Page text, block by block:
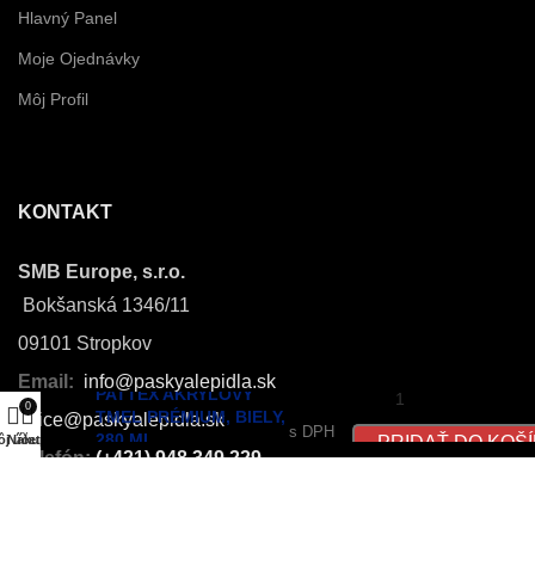
Hlavný Panel
Moje Ojednávky
Môj Profil
KONTAKT
SMB Europe, s.r.o.
Bokšanská 1346/11
09101 Stropkov
Email: info@paskyalepidla.sk
office@paskyalepidla.sk
Telefón:(+421) 948 349 229
PATTEX AKRYLOVÝ
TMEL PRÉMIUM, BIELY,
280 ML
s DPH
PRIDAŤ DO
účet
0
Nákup